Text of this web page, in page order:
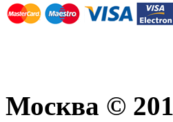
Москва ©